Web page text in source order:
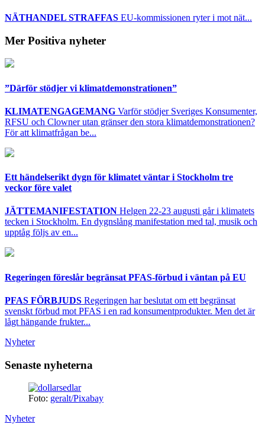
NÄTHANDEL STRAFFAS EU-kommissionen ryter i mot nät...
Mer Positiva nyheter
”Därför stödjer vi klimatdemonstrationen”
KLIMATENGAGEMANG Varför stödjer Sveriges Konsumenter,
RFSU och Clowner utan gränser den stora klimatdemonstrationen?
För att klimatfrågan be...
Ett händelserikt dygn för klimatet väntar i Stockholm tre
veckor före valet
JÄTTEMANIFESTATION Helgen 22-23 augusti går i klimatets
tecken i Stockholm. En dygnslång manifestation med tal, musik och
upptåg följs av en...
Regeringen föreslår begränsat PFAS-förbud i väntan på EU
PFAS FÖRBJUDS Regeringen har beslutat om ett begränsat
svenskt förbud mot PFAS i en rad konsumentprodukter. Men det är
lågt hängande frukter...
Nyheter
Senaste nyheterna
Foto: geralt/Pixabay
Nyheter